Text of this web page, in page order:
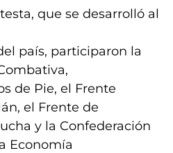
que se desarrolló al
país, participaron la
de Pie, el Frente
el Frente de
y la Confederación
Economía